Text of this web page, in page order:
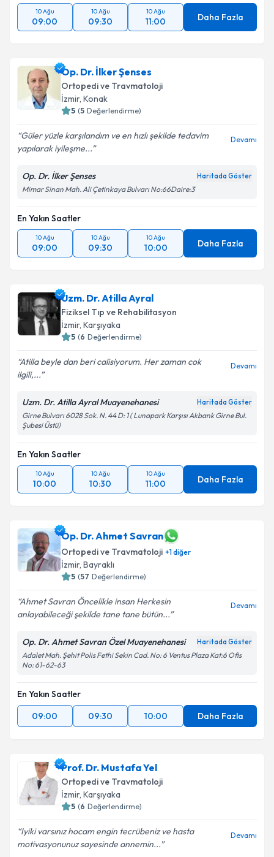
10 Ağu
09:00
10 Ağu
09:30
10 Ağu
11:00 Daha Fazla
Op. Dr. İlker Şenses
Ortopedi ve Travmatoloji
İzmir, Konak
5 (5 Değerlendirme)
Güler yüzle karşılandım ve en hızlı şekilde tedavim
yapılarak iyileşme...
Devamı
Op. Dr. İlker Şenses Haritada Göster
Mimar Sinan Mah. Ali Çetinkaya Bulvarı No:66Daire:3
En Yakın Saatler
10 Ağu
09:00
10 Ağu
09:30
10 Ağu
10:00 Daha Fazla
Uzm. Dr. Atilla Ayral
Fiziksel Tıp ve Rehabilitasyon
İzmir, Karşıyaka
5 (6 Değerlendirme)
Atilla beyle dan beri calisiyorum. Her zaman cok
ilgili,...
Devamı
Uzm. Dr. Atilla Ayral Muayenehanesi Haritada Göster
Girne Bulvarı 6028 Sok. N. 44 D: 1 ( Lunapark Karşısı Akbank Girne Bul.
Şubesi Üstü)
En Yakın Saatler
10 Ağu
10:00
10 Ağu
10:30
10 Ağu
11:00 Daha Fazla
Op. Dr. Ahmet Savran
Ortopedi ve Travmatoloji +1diğer
İzmir, Bayraklı
5 (57 Değerlendirme)
Ahmet Savran Öncelikle insan Herkesin
anlayabileceği şekilde tane tane bütün...
Devamı
Op. Dr. Ahmet Savran Özel Muayenehanesi Haritada Göster
Adalet Mah. Şehit Polis Fethi Sekin Cad. No: 6 Ventus Plaza Kat:6 Ofis
No: 61-62-63
En Yakın Saatler
09:00
09:30 10:00 Daha Fazla
Prof. Dr. Mustafa Yel
Ortopedi ve Travmatoloji
İzmir, Karşıyaka
5 (6 Değerlendirme)
Iyiki varsınız hocam engin tecrübeniz ve hasta
motivasyonunuz sayesinde annemin...
Devamı